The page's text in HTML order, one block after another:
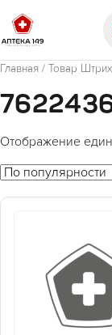
Главная / Товар
Отображение